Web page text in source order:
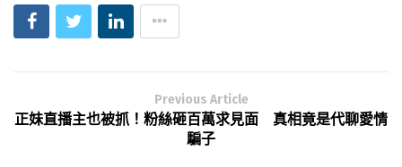
Previous Article
正妹直播主也被抓！粉絲砸百萬求見面 真相竟是代聊愛情
騙子